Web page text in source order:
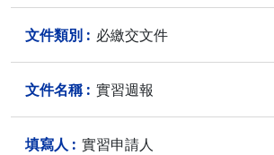
必繳交文件
實習週報
實習申請人